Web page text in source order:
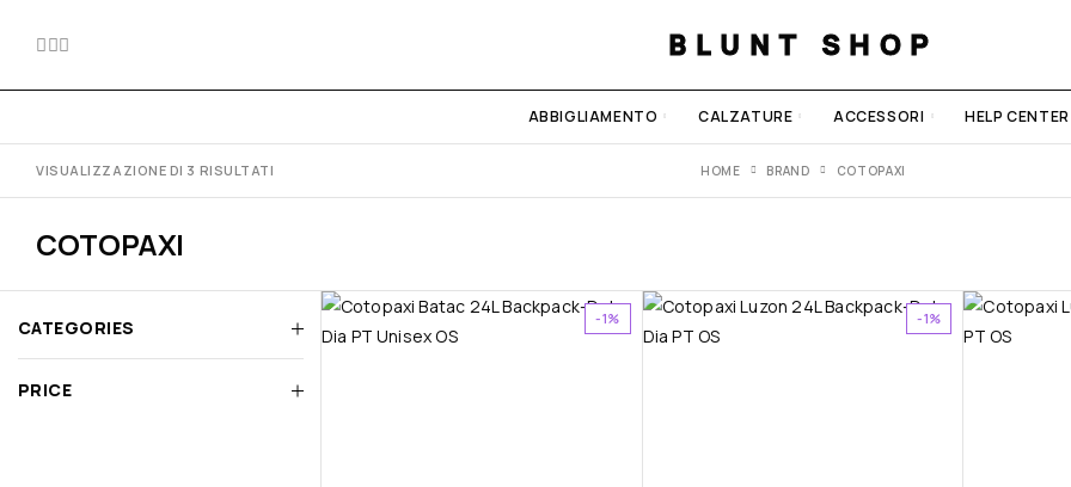
BLUNT SHOP
ABBIGLIAMENTO CALZATURE ACCESSORI HELP CENTER
VISUALIZZAZIONE DI 3 RISULTATI HOME BRAND COTOPAXI
COTOPAXI
CATEGORIES
PRICE
-1% -1%